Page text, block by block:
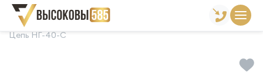
Главная Склад готовой продукции
Цепь НГ-40-С